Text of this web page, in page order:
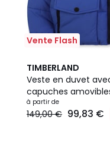
Vente Flash
TIMBERLAND
Veste en duvet
capuches
à partir de
149,00 € 99,83 €
2
Couleurs